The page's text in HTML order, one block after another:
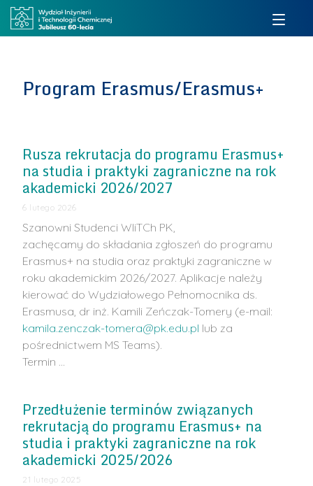
Program Erasmus/Erasmus+
Rusza rekrutacja do programu Erasmus+
na studia i praktyki zagraniczne na rok
akademicki 2026/2027
6 lutego 2026
Szanowni Studenci WIiTCh PK,
zachęcamy do składania zgłoszeń do programu
Erasmus+ na studia oraz praktyki zagraniczne w
roku akademickim 2026/2027. Aplikacje należy
kierować do Wydziałowego Pełnomocnika ds.
Erasmusa, dr inż. Kamili Zeńczak-Tomery (e-mail:
kamila.zenczak-tomera@pk.edu.pl lub za
pośrednictwem MS Teams).
Termin …
Przedłużenie terminów związanych
rekrutacją do programu Erasmus+ na
studia i praktyki zagraniczne na rok
akademicki 2025/2026
21 lutego 2025